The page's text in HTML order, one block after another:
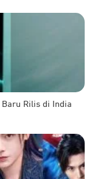
Baru Rilis di India